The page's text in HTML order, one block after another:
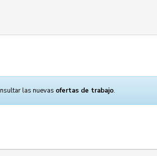
las nuevas ofertas de trabajo.